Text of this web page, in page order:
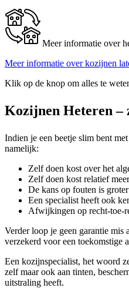
Meer informatie over
Meer informatie over kozijnen
Klik op de knop om alles te
Kozijnen Heteren –
Indien je een beetje slim bent
namelijk:
Zelf doen kost over het
Zelf doen kost relatief
De kans op fouten is
Een specialist heeft ook
Afwijkingen op recht-toe-
Verder loop je geen garantie
verzekerd voor een toekomstige
Een kozijnspecialist, het woord
zelf maar ook aan tinten,
uitstraling heeft.